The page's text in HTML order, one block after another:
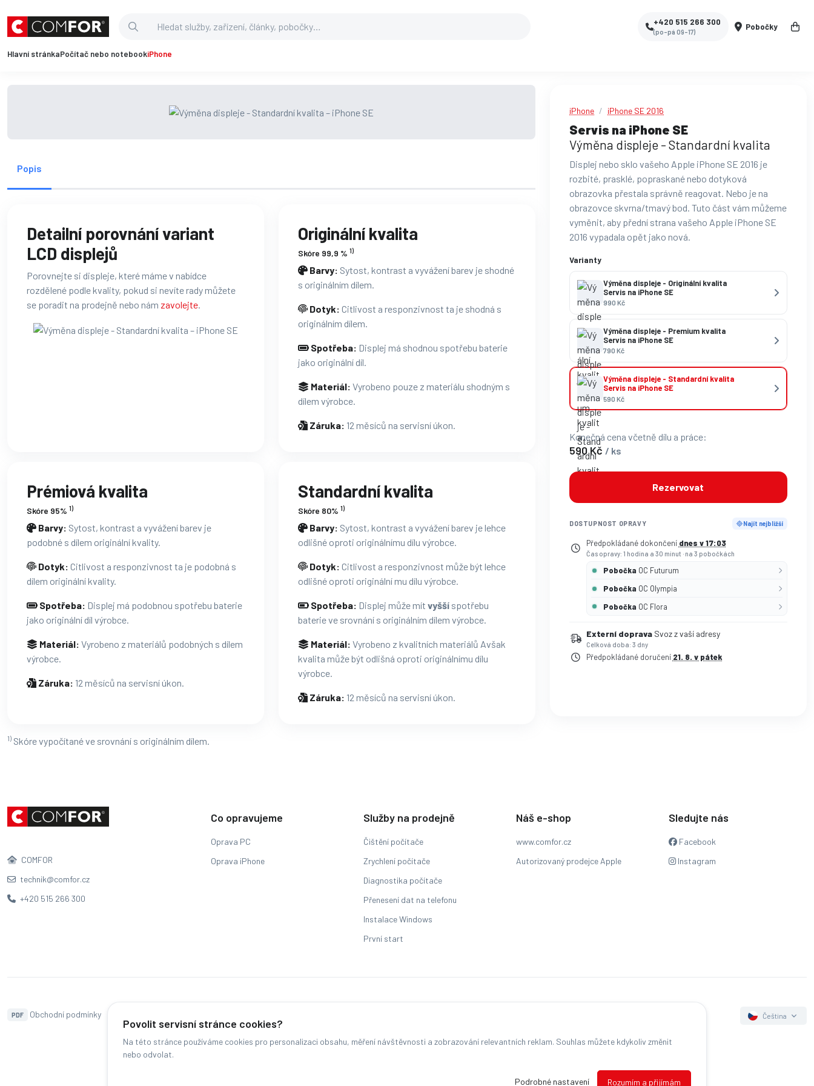
+420 515 266 300
(po-pá 09-17)
Pobočky
Hlavní stránkaPočítač nebo notebookiPhone
Popis
Detailní porovnání variant
LCD displejů
Porovnejte si displeje, které máme v nabídce
rozdělené podle kvality, pokud si nevíte rady můžete
se poradit na prodejně nebo nám zavolejte.
Originální kvalita
Skóre 99,9 % 1)
Barvy: Sytost, kontrast a vyvážení barev je shodné
s originálním dílem.
Dotyk: Citlivost a responzivnost ta je shodná s
originálním dílem.
Spotřeba: Displej má shodnou spotřebu baterie
jako originální díl.
Materiál: Vyrobeno pouze z materiálu shodným s
dílem výrobce.
Záruka: 12 měsíců na servisní úkon.
Prémiová kvalita
Skóre 95% 1)
Barvy: Sytost, kontrast a vyvážení barev je
podobné s dílem originální kvality.
Dotyk: Citlivost a responzivnost ta je podobná s
dílem originální kvality.
Spotřeba: Displej má podobnou spotřebu baterie
jako originální díl výrobce.
Materiál: Vyrobeno z materiálů podobných s dílem
výrobce.
Záruka: 12 měsíců na servisní úkon.
Standardní kvalita
Skóre 80% 1)
Barvy: Sytost, kontrast a vyvážení barev je lehce
odlišné oproti originálnímu dílu výrobce.
Dotyk: Citlivost a responzivnost může být lehce
odlišné oproti originální mu dílu výrobce.
Spotřeba: Displej může mít vyšší spotřebu
baterie ve srovnání s originálním dílem výrobce.
Materiál: Vyrobeno z kvalitních materiálů Avšak
kvalita může být odlišná oproti originálnímu dílu
výrobce.
Záruka: 12 měsíců na servisní úkon.
1) Skóre vypočítané ve srovnání s originálním dílem.
iPhone iPhone SE 2016
Servis na iPhone SE
Výměna displeje - Standardní kvalita
Displej nebo sklo vašeho Apple iPhone SE 2016 je
rozbité, prasklé, popraskané nebo dotyková
obrazovka přestala správně reagovat. Nebo je na
obrazovce skvrna/tmavý bod. Tuto část vám můžeme
vyměnit, aby přední strana vašeho Apple iPhone SE
2016 vypadala opět jako nová.
Varianty
Výměna displeje - Originální kvalita
Servis na iPhone SE
990 Kč
Výměna displeje - Premium kvalita
Servis na iPhone SE
790 Kč
Výměna displeje - Standardní kvalita
Servis na iPhone SE
590 Kč
Konečná cena včetně dílu a práce:
590 Kč / ks
Rezervovat
DOSTUPNOST OPRAVY Najít nejbližší
Předpokládané dokončení dnes v 17:03
Čas opravy: 1 hodina a 30 minut · na 3 pobočkách
Pobočka OC Futurum
Pobočka OC Olympia
Pobočka OC Flora
Externí doprava Svoz z vaší adresy
Celková doba: 3 dny
Předpokládané doručení 21. 8. v pátek
Povolit servisní stránce cookies?
Na této stránce používáme cookies pro personalizaci obsahu, měření návštěvnosti a zobrazování relevantních reklam. Souhlas můžete kdykoliv změnit
nebo odvolat.
Podrobné nastavení Rozumím a přijímám
COMFOR
technik@comfor.cz
+420 515 266 300
Co opravujeme
Oprava PC
Oprava iPhone
Služby na prodejně
Čištění počítače
Zrychlení počítače
Diagnostika počítače
Přenesení dat na telefonu
Instalace Windows
První start
Náš e-shop
www.comfor.cz
Autorizovaný prodejce Apple
Sledujte nás
Facebook
Instagram
PDF Obchodní podmínky Čeština